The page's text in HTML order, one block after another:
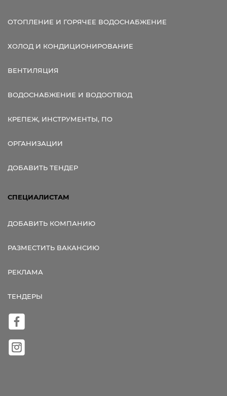
ОТОПЛЕНИЕ И ГОРЯЧЕЕ ВОДОСНАБЖЕНИЕ
ХОЛОД И КОНДИЦИОНИРОВАНИЕ
ВЕНТИЛЯЦИЯ
ВОДОСНАБЖЕНИЕ И ВОДООТВОД
КРЕПЕЖ, ИНСТРУМЕНТЫ, ПО
ОРГАНИЗАЦИИ
ДОБАВИТЬ ТЕНДЕР
СПЕЦИАЛИСТАМ
ДОБАВИТЬ КОМПАНИЮ
РАЗМЕСТИТЬ ВАКАНСИЮ
РЕКЛАМА
ТЕНДЕРЫ